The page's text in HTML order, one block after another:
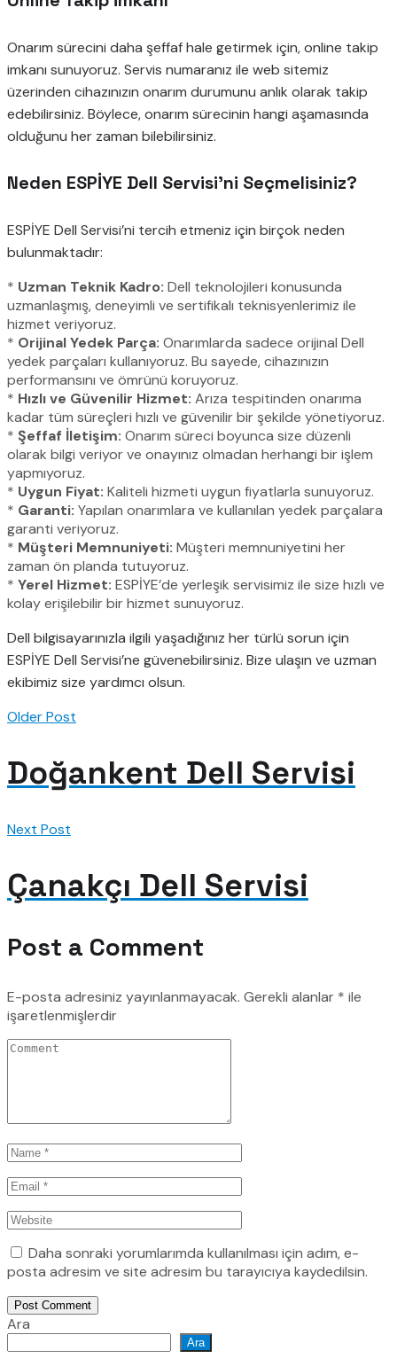
Onarım sürecini daha şeffaf hale getirmek için, online takip
imkanı sunuyoruz. Servis numaranız ile web sitemiz
üzerinden cihazınızın onarım durumunu anlık olarak takip
edebilirsiniz. Böylece, onarım sürecinin hangi aşamasında
olduğunu her zaman bilebilirsiniz.
Neden ESPİYE Dell Servisi’ni Seçmelisiniz?
ESPİYE Dell Servisi’ni tercih etmeniz için birçok neden
bulunmaktadır:
* Uzman Teknik Kadro: Dell teknolojileri konusunda
uzmanlaşmış, deneyimli ve sertifikalı teknisyenlerimiz ile
hizmet veriyoruz.
* Orijinal Yedek Parça: Onarımlarda sadece orijinal Dell
yedek parçaları kullanıyoruz. Bu sayede, cihazınızın
performansını ve ömrünü koruyoruz.
* Hızlı ve Güvenilir Hizmet: Arıza tespitinden onarıma
kadar tüm süreçleri hızlı ve güvenilir bir şekilde yönetiyoruz.
* Şeffaf İletişim: Onarım süreci boyunca size düzenli
olarak bilgi veriyor ve onayınız olmadan herhangi bir işlem
yapmıyoruz.
* Uygun Fiyat: Kaliteli hizmeti uygun fiyatlarla sunuyoruz.
* Garanti: Yapılan onarımlara ve kullanılan yedek parçalara
garanti veriyoruz.
* Müşteri Memnuniyeti: Müşteri memnuniyetini her
zaman ön planda tutuyoruz.
* Yerel Hizmet: ESPİYE’de yerleşik servisimiz ile size hızlı ve
kolay erişilebilir bir hizmet sunuyoruz.
Dell bilgisayarınızla ilgili yaşadığınız her türlü sorun için
ESPİYE Dell Servisi’ne güvenebilirsiniz. Bize ulaşın ve uzman
ekibimiz size yardımcı olsun.
Older Post
Doğankent Dell Servisi
Next Post
Çanakçı Dell Servisi
Post a Comment
E-posta adresiniz yayınlanmayacak. Gerekli alanlar * ile
işaretlenmişlerdir
Daha sonraki yorumlarımda kullanılması için adım, e-
posta adresim ve site adresim bu tarayıcıya kaydedilsin.
Post Comment
Ara
Ara